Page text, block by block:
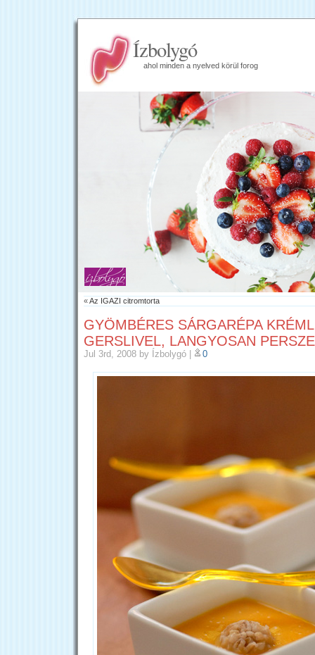
Ízbolygó
ahol minden a nyelved körül forog
«Az IGAZI citromtorta
GYÖMBÉRES SÁRGARÉPA
GERSLIVEL, LANGYOSAN PERSZE
Jul 3rd, 2008 by Ízbolygó | 0